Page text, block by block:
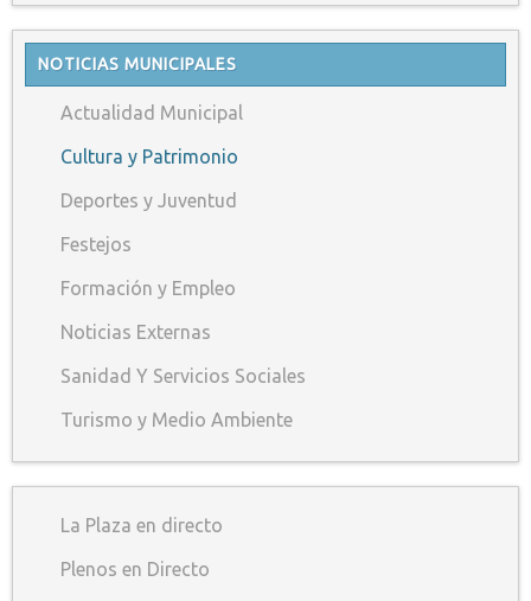
NOTICIAS MUNICIPALES
Actualidad Municipal
Cultura y Patrimonio
Deportes y Juventud
Festejos
Formación y Empleo
Noticias Externas
Sanidad Y Servicios Sociales
Turismo y Medio Ambiente
La Plaza en directo
Plenos en Directo